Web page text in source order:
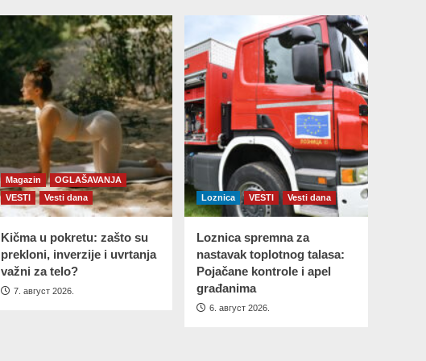
Magazin
OGLAŠAVANJA
VESTI
Vesti dana
Kičma u pokretu: zašto su
prekloni, inverzije i uvrtanja
važni za telo?
7. август 2026.
Loznica VESTI Vesti dana
Loznica spremna za
nastavak toplotnog talasa:
Pojačane kontrole i apel
građanima
6. август 2026.